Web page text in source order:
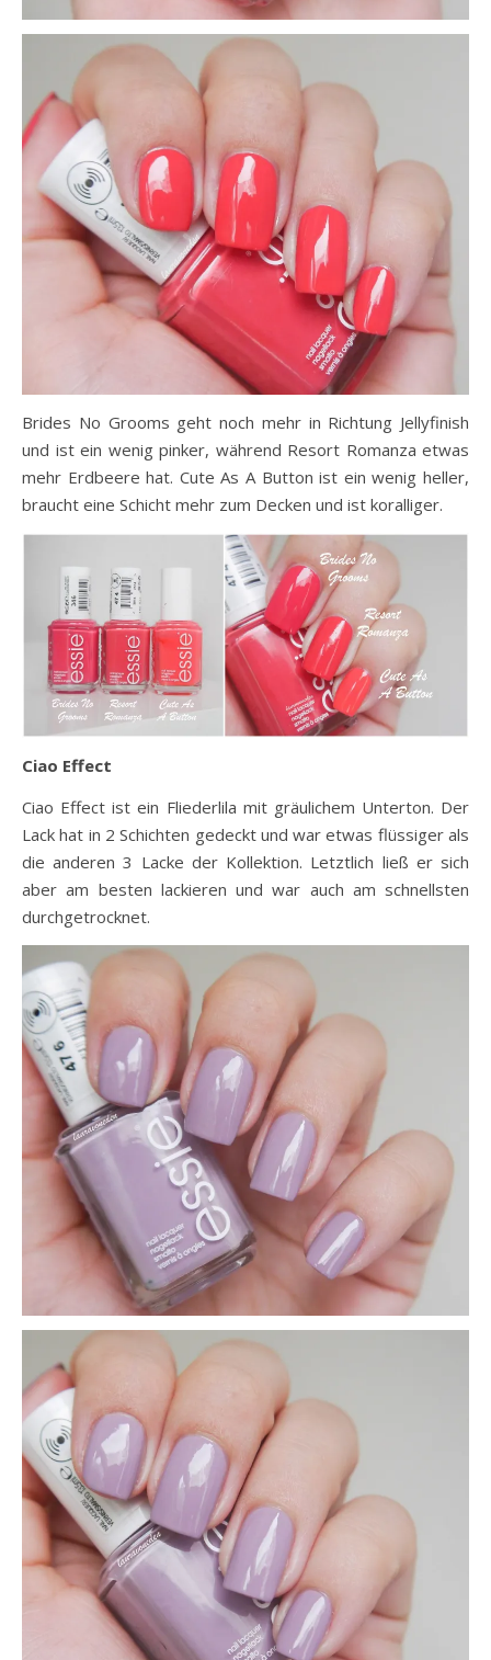
Brides No Grooms geht noch mehr in Richtung Jellyfinish
und ist ein wenig pinker, während Resort Romanza etwas
mehr Erdbeere hat. Cute As A Button ist ein wenig heller,
braucht eine Schicht mehr zum Decken und ist koralliger.
Ciao Effect
Ciao Effect ist ein Fliederlila mit gräulichem Unterton. Der
Lack hat in 2 Schichten gedeckt und war etwas flüssiger als
die anderen 3 Lacke der Kollektion. Letztlich ließ er sich
aber am besten lackieren und war auch am schnellsten
durchgetrocknet.